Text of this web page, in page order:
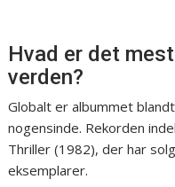
Hvad er det
verden?
Globalt er albummet
nogensinde. Rekorden
Thriller (1982), der har
eksemplarer.